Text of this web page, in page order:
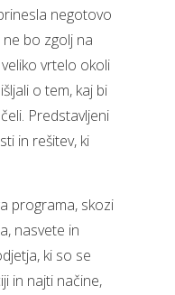
negotovo
bo zgolj na
vrtelo okoli
o tem, kaj bi
Predstavljeni
in rešitev, ki
programa, skozi
nasvete in
ki so se
in najti načine,